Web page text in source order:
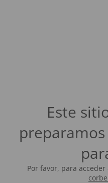
Este
Por favor, para